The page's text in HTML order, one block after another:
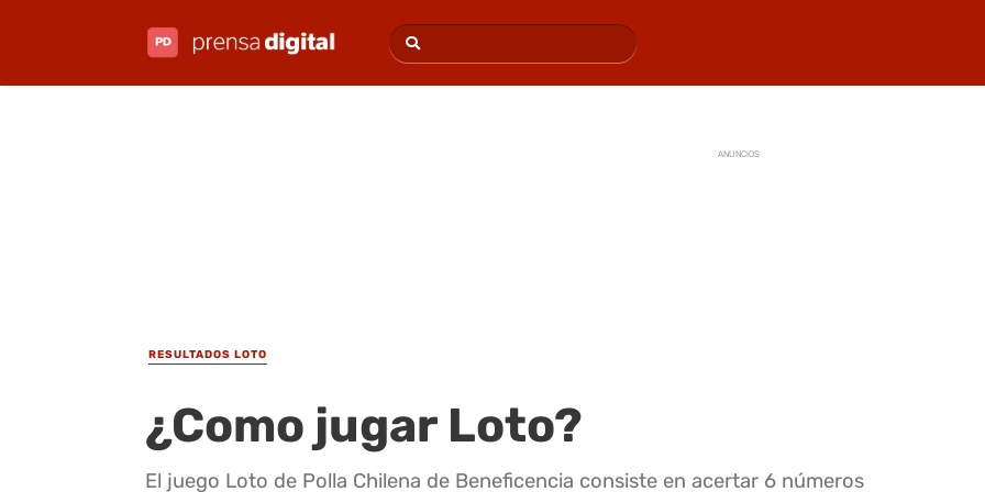
ANUNCIOS
RESULTADOS LOTO
¿Como jugar Loto?
El juego Loto de Polla Chilena de Beneficencia consiste en acertar 6 números